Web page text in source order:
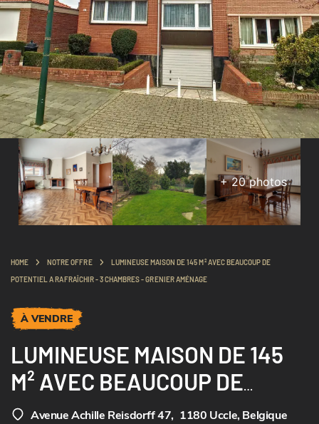
+20photos
HOME NOTRE OFFRE
LUMINEUSE MAISON DE 145 M² AVEC BEAUCOUP DE
POTENTIEL A RAFRAÎCHIR - 3 CHAMBRES - GRENIER AMÉNAGE
À VENDRE
LUMINEUSE MAISON DE 145
M² AVEC BEAUCOUP DE
POTENTIEL A RAFRAÎCHIR - 3
Avenue Achille Reisdorff 47, 1180 Uccle, Belgique